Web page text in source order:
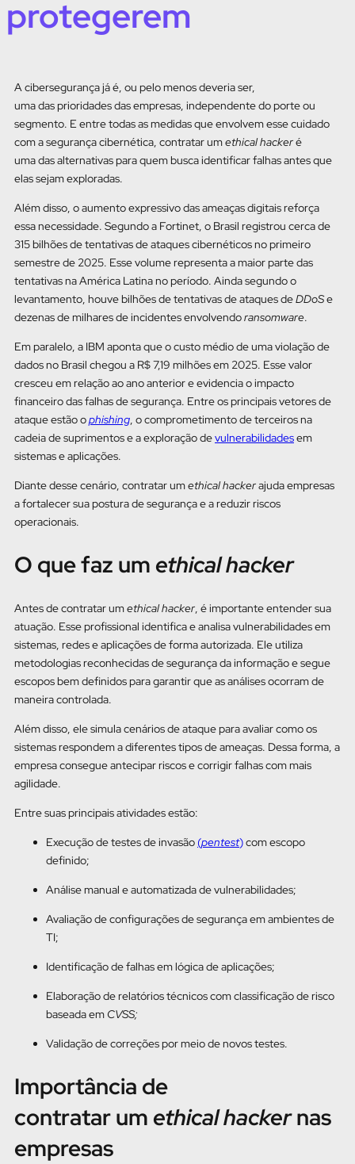
protegerem
A cibersegurança já é, ou pelo menos deveria ser,
uma das prioridades das empresas, independente do porte ou
segmento. E entre todas as medidas que envolvem esse cuidado
com a segurança cibernética, contratar umethical hackeré
uma das alternativas para quem busca identificar falhas antes que
elas sejam exploradas.
Além disso, o aumento expressivo das ameaças digitais reforça
essa necessidade. Segundo a Fortinet, o Brasil registrou cerca de
315 bilhões de tentativas de ataques cibernéticos no primeiro
semestre de 2025. Esse volume representa a maior parte das
tentativas na América Latina no período. Ainda segundo o
levantamento, houve bilhões de tentativas de ataques deDDoSe
dezenas de milhares de incidentes envolvendoransomware.
Em paralelo, a IBM aponta que o custo médio de uma violação de
dados no Brasil chegou a R$ 7,19 milhões em 2025. Esse valor
cresceu em relação ao ano anterior e evidencia o impacto
financeiro das falhas de segurança. Entre os principais vetores de
ataque estão ophishing, o comprometimento de terceiros na
cadeia de suprimentos e a exploração devulnerabilidadesem
sistemas e aplicações.
Diante desse cenário, contratar umethical hackerajuda empresas
a fortalecer sua postura de segurança e a reduzir riscos
operacionais.
O que faz um ethical hacker
Antes de contratar umethical hacker, é importante entender sua
atuação. Esse profissional identifica e analisa vulnerabilidades em
sistemas, redes e aplicações de forma autorizada. Ele utiliza
metodologias reconhecidas de segurança da informação e segue
escopos bem definidos para garantir que as análises ocorram de
maneira controlada.
Além disso, ele simula cenários de ataque para avaliar como os
sistemas respondem a diferentes tipos de ameaças. Dessa forma, a
empresa consegue antecipar riscos e corrigir falhas com mais
agilidade.
Entre suas principais atividades estão:
Execução de testes de invasão (pentest)com escopo
definido;
Análise manual e automatizada de vulnerabilidades;
Avaliação de configurações de segurança em ambientes de
TI;
Identificação de falhas em lógica de aplicações;
Elaboração de relatórios técnicos com classificação de risco
baseada em CVSS;
Validação de correções por meio de novos testes.
Importância de
contratar um ethical hackernas
empresas